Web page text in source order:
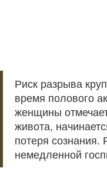
Риск разрыва
время полового
женщины
живота,
потеря сознания.
немедленной